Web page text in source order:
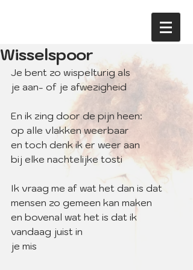
Wisselspoor
Je bent zo wispelturig als
je aan- of je afwezigheid
En ik zing door de pijn heen:
op alle vlakken weerbaar
en toch denk ik er weer aan
bij elke nachtelijke tosti
Ik vraag me af wat het dan is dat
mensen zo gemeen kan maken
en bovenal wat het is dat ik
vandaag juist in
je mis